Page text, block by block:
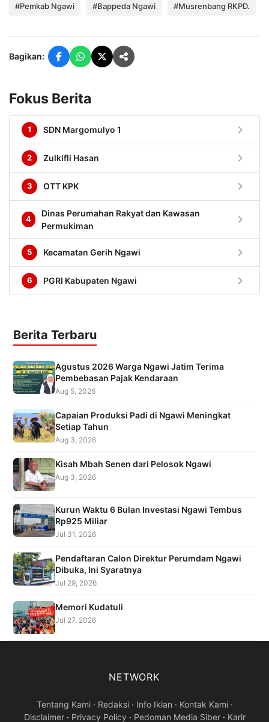
#Pemkab Ngawi #Bappeda Ngawi #Musrenbang RKPD.
Bagikan:
Fokus Berita
1 SDN Margomulyo 1 chevron_right
2 Zulkifli Hasan chevron_right
3 OTT KPK chevron_right
4
Dinas Perumahan Rakyat dan Kawasan
Permukiman
chevron_right
5 Kecamatan Gerih Ngawi chevron_right
6 PGRI Kabupaten Ngawi chevron_right
Berita Terbaru
Agustus 2026 Warga Ngawi Jatim Terima
Pembebasan Pajak Kendaraan
Aug 5, 2026
Capaian Produksi Padi di Ngawi Meningkat
Setiap Tahun
Aug 3, 2026
Kisah Mbah Senen dari Pelosok Ngawi
Aug 3, 2026
Kurun Waktu 6 Bulan Investasi Ngawi Tembus
Rp925 Miliar
Jul 31, 2026
Pendaftaran Calon Direktur Perumdam Ngawi
Dibuka, Ini Syaratnya
Jul 29, 2026
Memori Kudatuli
Jul 27, 2026
NETWORK
Tentang Kami· Redaksi· Info Iklan · Kontak Kami·
Disclaimer· Privacy Policy · Pedoman Media Siber· Karir